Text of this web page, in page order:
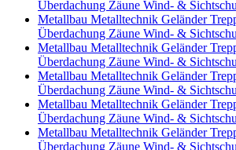
Überdachung Zäune Wind- &
Metallbau Metalltechnik Geländer
Überdachung Zäune Wind- &
Metallbau Metalltechnik Geländer
Überdachung Zäune Wind- &
Metallbau Metalltechnik Geländer
Überdachung Zäune Wind- &
Metallbau Metalltechnik Geländer
Überdachung Zäune Wind- &
Metallbau Metalltechnik Geländer
Überdachung Zäune Wind- &